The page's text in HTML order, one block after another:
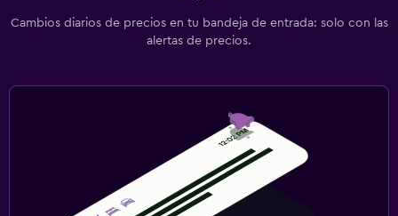
Cambios diarios de precios en tu bandeja de entrada: solo con las
alertas de precios.